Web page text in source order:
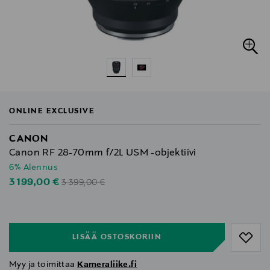
ONLINE EXCLUSIVE
CANON
Canon RF 28-70mm f/2L USM -objektiivi
6% Alennus
Discounted Price
3 199,00 €Original Price
3 399,00 €
LISÄÄ OSTOSKORIIN
Myy ja toimittaa Kameraliike.fi